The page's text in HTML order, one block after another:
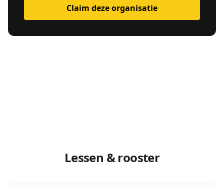
Claim deze organisatie
Lessen & rooster